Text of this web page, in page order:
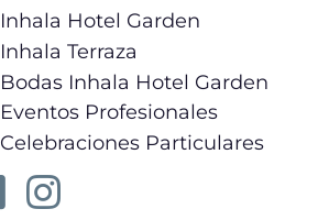
Inhala Hotel Garden
Inhala Terraza
Bodas Inhala Hotel Garden
Eventos Profesionales
Celebraciones Particulares